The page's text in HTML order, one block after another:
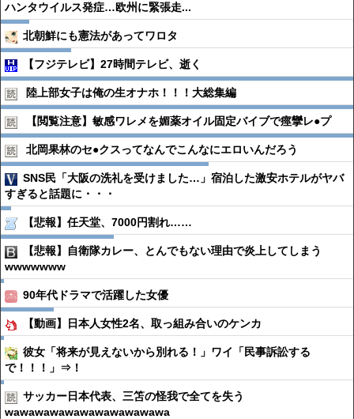
ハンタウイルス発症…欧州に緊張走...
北朝鮮にも憲法があってワロタ
【フジテレビ】27時間テレビ、逝く
陸上部女子は俺の生オナホ！！！大総集編
【閲覧注意】敏感ワレメを媚薬オイル固定バイブで痙攣レ●︎プ
北岡果林のセ●︎クスってなんでこんなにエロいんだろう
SNS民「大阪の洗礼を受けました…」宿泊した激安ホテルがヤバ
すぎると話題に・・・
【悲報】任天堂、7000円割れ……
【悲報】自衛隊カレー、とんでもない理由で炎上してしまう
wwwwwww
90年代ドラマで活躍した女優
【動画】日本人女性2名、取っ組み合いのケンカ
彼女「将来が見えないから別れる！」ワイ「民事訴訟する
で！！！」⇒！
サッカー日本代表、三笘の怪我で全てを失う
wawawawawawawawawawawa